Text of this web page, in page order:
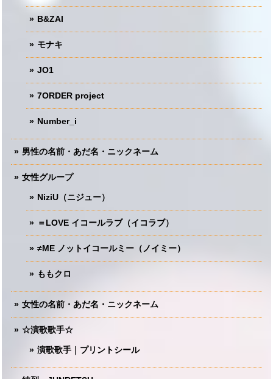
B&ZAI
モナキ
JO1
7ORDER project
Number_i
男性の名前・あだ名・ニックネーム
女性グループ
NiziU（ニジュー）
＝LOVE イコールラブ（イコラブ）
≠ME ノットイコールミー（ノイミー）
ももクロ
女性の名前・あだ名・ニックネーム
☆演歌歌手☆
演歌歌手｜プリントシール